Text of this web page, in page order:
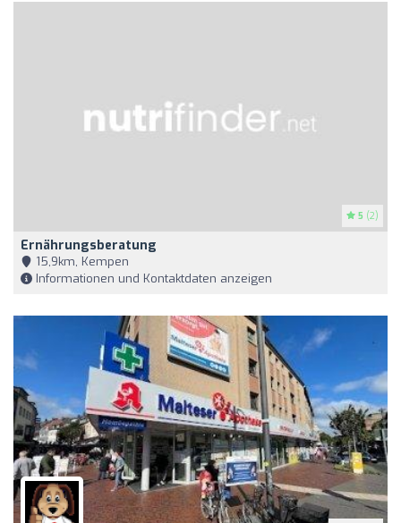
5 (2)
Ernährungsberatung
15,9km, Kempen
Informationen und Kontaktdaten anzeigen